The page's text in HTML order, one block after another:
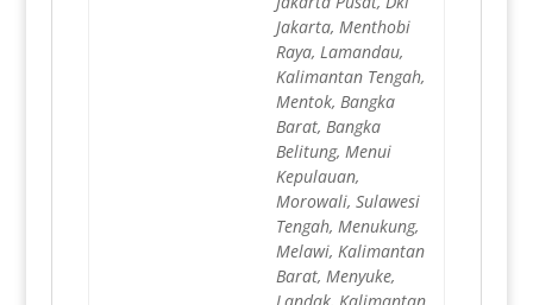
Jakarta, Menthobi
Raya, Lamandau,
Kalimantan Tengah,
Mentok, Bangka
Barat, Bangka
Belitung, Menui
Kepulauan,
Morowali, Sulawesi
Tengah, Menukung,
Melawi, Kalimantan
Barat, Menyuke,